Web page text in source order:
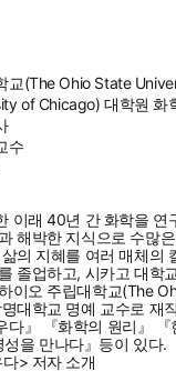
교(The Ohio State
of Chicago) 대학원 화
수
이래 40년 간 화학을 연
해박한 지식으로 수많
의 지혜를 여러 매체의
졸업하고, 시카고 대학
이오 주립대학교(The
대학교 명예 교수로 재
다』 『화학의 원리』
을 만나다』등이 있다.
> 저자 소개